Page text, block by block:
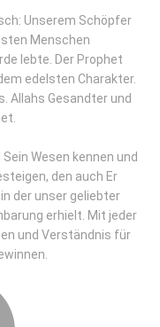
Unserem Schöpfer
Menschen
lebte. Der Prophet
edelsten Charakter.
Allahs Gesandter und
Wesen kennen und
den auch Er
der unser geliebter
erhielt. Mit jeder
und Verständnis für